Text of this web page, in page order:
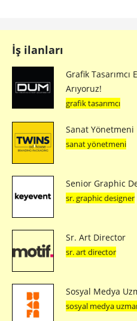
İş ilanları
Grafik Tasarımcı
Arıyoruz!
grafik tasarımcı
Sanat Yönetmeni
sanat yönetmeni
Senior Graphic
sr. graphic designer
Sr. Art Director
sr. art director
Sosyal Medya
sosyal medya